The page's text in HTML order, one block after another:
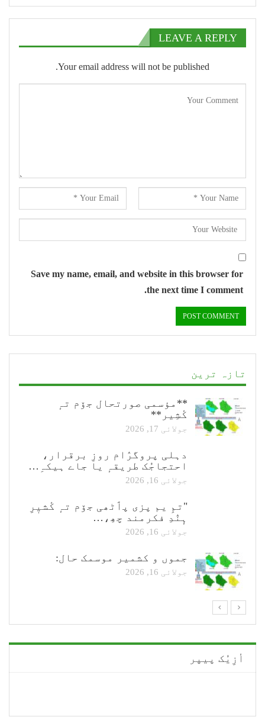
LEAVE A REPLY
Your email address will not be published.
Save my name, email, and website in this browser for
the next time I comment.
تازہ ترین
**مؤسمی صورتحال جۆم تہٕ
کٔشِیر**
جولائی 17, 2026
دہلی پروگرٛام روزِ برقرار،
احتجاجُک طریقہٕ یا جاے ہیکہِ…
جولائی 16, 2026
"تمِ یم پزی پٲٹھی جۆم تہٕ کٔشیٖرِ
ہٕنٛدِ فکرمند چھِ،…
جولائی 16, 2026
جموں و کشمیر موسمک حال:
جولائی 16, 2026
أزِیُک پیپر